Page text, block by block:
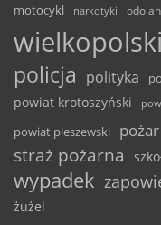
motocykl narkotyki
wielkopolski
policja polityka
powiat krotoszyński
powiat pleszewski pożar
straż pożarna
wypadek
żużel